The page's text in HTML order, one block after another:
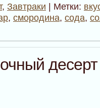
, Завтраки | Метки:
, смородина, сода,
десерт